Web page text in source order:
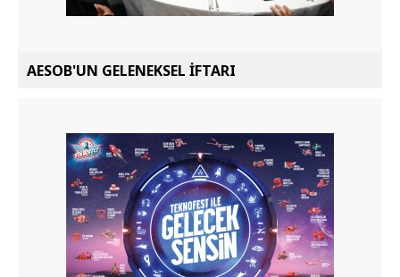
AESOB'UN GELENEKSEL İFTARI